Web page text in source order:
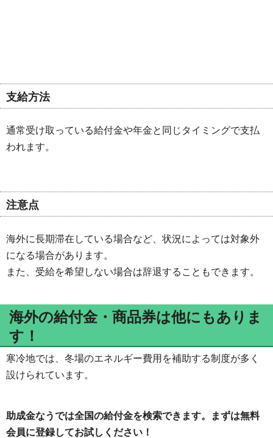
支給方法
通常受け取っている給付金や年金と同じタイミングで支払
われます。
注意点
海外に長期滞在している場合など、状況によっては対象外
になる場合があります。
また、受給を希望しない場合は辞退することもできます。
海外の給付金・商品券は他にもありま
す！
寒冷地では、冬場のエネルギー費用を補助する制度が多く
設けられています。
助成金なうでは全国の給付金を検索できます。まずは無料
会員に登録してお試しください！